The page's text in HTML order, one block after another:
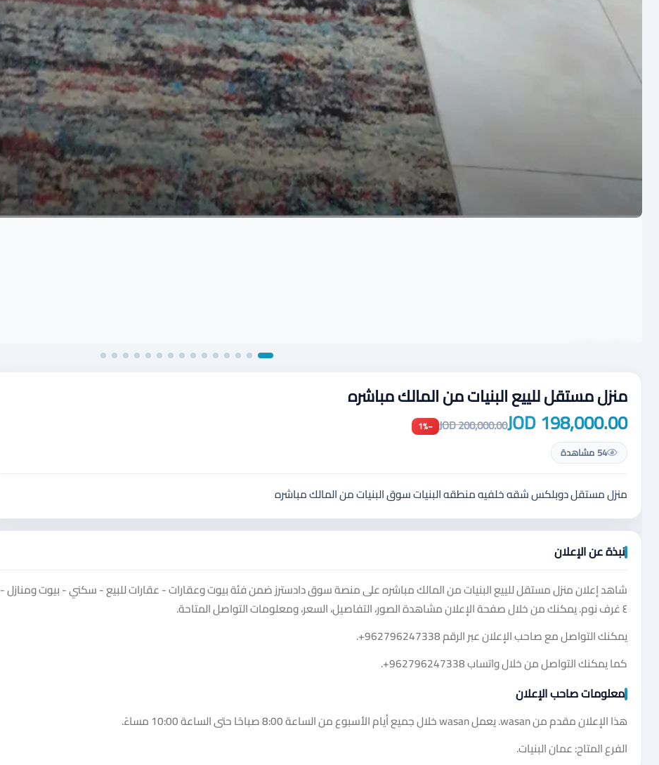
منزل مستقل للييع البنيات من المالك مباشره
198,000.00 JOD
200,000.00 JOD
−1%
54 مشاهدة
منزل مستقل دوبلكس شقه خلفيه منطقه البنيات سوق البنيات من المالك مباشره
نبذة عن الإعلان
شاهد إعلان منزل مستقل للييع البنيات من المالك مباشره على منصة سوق دادسترز ضمن فئة بيوت وعقارات - عقارات للبيع - سكني - بيوت ومنازل -
٤ غرف نوم. يمكنك من خلال صفحة الإعلان مشاهدة الصور، التفاصيل، السعر، ومعلومات التواصل المتاحة.
يمكنك التواصل مع صاحب الإعلان عبر الرقم+962796247338
.
كما يمكنك التواصل من خلال واتساب+962796247338
.
معلومات صاحب الإعلان
هذا الإعلان مقدم من wasan. يعمل wasan خلال جميع أيام الأسبوع من الساعة 8:00 صباحًا حتى الساعة 10:00 مساءً.
الفرع المتاح: عمان البنيات.